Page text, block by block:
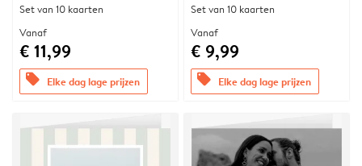
Set van 10 kaarten
Vanaf
€ 11,99
offers Elke dag lage prijzen
Set van 10 kaarten
Vanaf
€ 9,99
offers Elke dag lage prijzen